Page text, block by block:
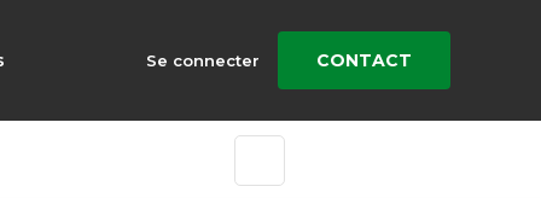
Se connecter CONTACT